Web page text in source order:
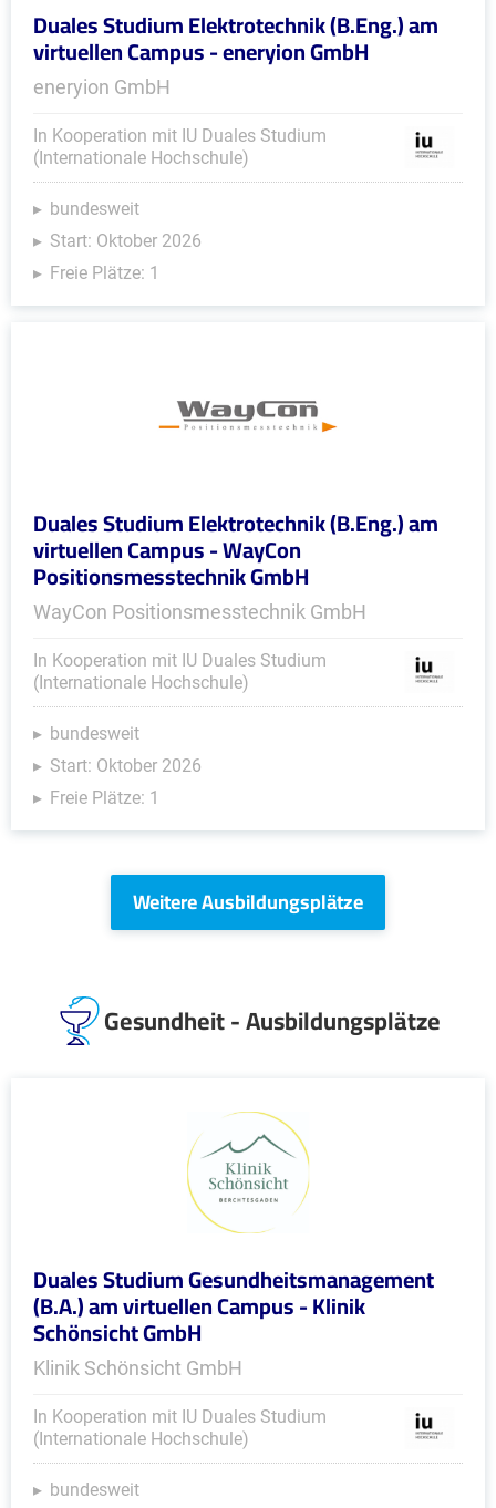
Duales Studium Elektrotechnik (B.Eng.) am
virtuellen Campus - eneryion GmbH
eneryion GmbH
In Kooperation mit IU Duales Studium
(Internationale Hochschule)
bundesweit
Start: Oktober 2026
Freie Plätze: 1
Duales Studium Elektrotechnik (B.Eng.) am
virtuellen Campus - WayCon
Positionsmesstechnik GmbH
WayCon Positionsmesstechnik GmbH
In Kooperation mit IU Duales Studium
(Internationale Hochschule)
bundesweit
Start: Oktober 2026
Freie Plätze: 1
Weitere Ausbildungsplätze
Gesundheit - Ausbildungsplätze
Duales Studium Gesundheitsmanagement
(B.A.) am virtuellen Campus - Klinik
Schönsicht GmbH
Klinik Schönsicht GmbH
In Kooperation mit IU Duales Studium
(Internationale Hochschule)
bundesweit